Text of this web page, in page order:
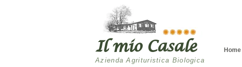
Home
Azienda Agrituristica Biologica
Il mio Casale